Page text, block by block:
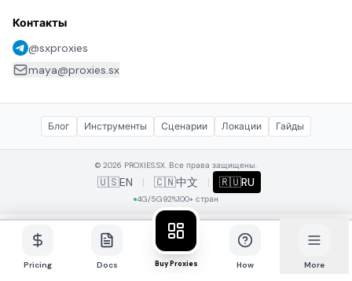
Контакты
@sxproxies
maya@proxies.sx
Блог Инструменты Сценарии Локации Гайды
© 2026 PROXIES.SX. Все права защищены.
🇺🇸EN | 🇨🇳中文 | 🇷🇺RU
4G/5G92%100+ стран
Pricing Docs Buy Proxies How More